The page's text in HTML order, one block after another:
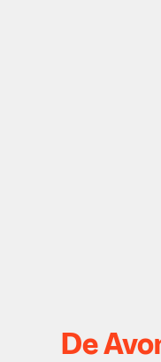
De